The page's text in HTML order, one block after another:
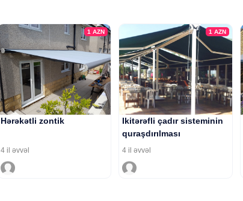
1 AZN
Hərəkətli zontik
4 il əvvəl
1 AZN
Ikitərəfli çadır sisteminin
quraşdırılması
4 il əvvəl